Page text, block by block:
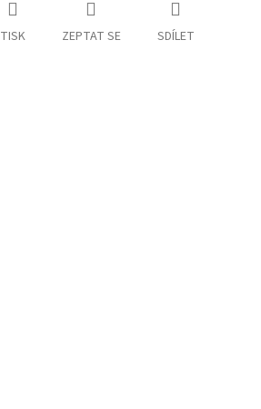
TISK ZEPTAT SE SDÍLET